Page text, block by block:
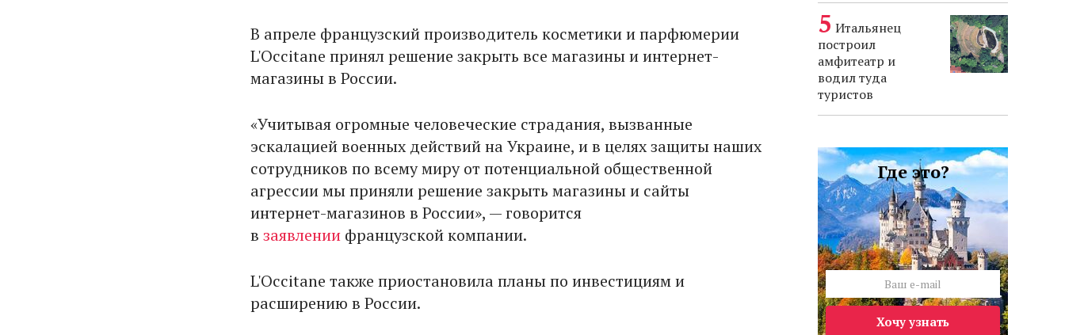
В апреле французский производитель косметики и парфюмерии
L'Occitane принял решение закрыть все магазины и интернет-
магазины в России.
«Учитывая огромные человеческие страдания, вызванные
эскалацией военных действий на Украине, и в целях защиты наших
сотрудников по всему миру от потенциальной общественной
агрессии мы приняли решение закрыть магазины и сайты
интернет-магазинов в России», — говорится
в заявлении французской компании.
L'Occitane также приостановила планы по инвестициям и
расширению в России.
Итальянец
построил
амфитеатр и
водил туда
туристов
Где это?
Хочу узнать